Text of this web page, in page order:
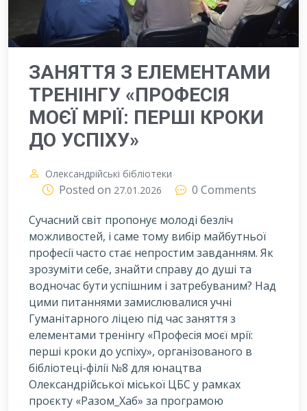
ЗАНЯТТЯ З ЕЛЕМЕНТАМИ
ТРЕНІНГУ «ПРОФЕСІЯ
МОЄЇ МРІЇ: ПЕРШІ КРОКИ
ДО УСПІХУ»
Олександрійські бібліотеки
Posted on 27.01.2026
0 Comments
Сучасний світ пропонує молоді безліч
можливостей, і саме тому вибір майбутньої
професії часто стає непростим завданням. Як
зрозуміти себе, знайти справу до душі та
водночас бути успішним і затребуваним? Над
цими питаннями замислювалися учні
Гуманітарного ліцею під час заняття з
елементами тренінгу «Професія моєї мрії:
перші кроки до успіху», організованого в
бібліотеці-філії №8 для юнацтва
Олександрійської міської ЦБС у рамках
проєкту «Разом_Хаб» за програмою